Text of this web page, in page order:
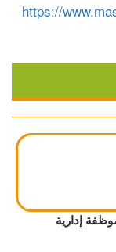
https://
إدارية